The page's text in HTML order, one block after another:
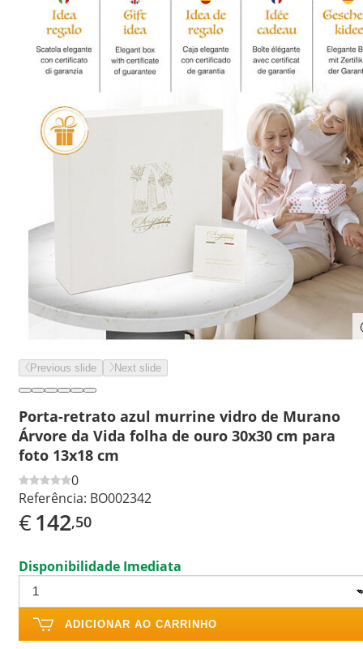
Previous slide Next slide
Porta-retrato azul murrine vidro de Murano
Árvore da Vida folha de ouro 30x30 cm para
foto 13x18 cm
0
Referência: BO002342
€142,50
Disponibilidade Imediata
ADICIONAR AO CARRINHO